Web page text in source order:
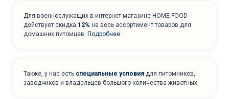
Для военнослужащих в интернет-магазине HOME FOOD
действует скидка 12% на весь ассортимент товаров для
домашних питомцев. Подробнее
Также, у нас есть специальные условия для питомников,
заводчиков и владельцев большого количества животных.